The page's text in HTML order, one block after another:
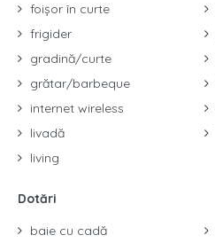
foișor în curte
frigider
gradină/curte
grătar/barbeque
internet wireless
livadă
living
Dotări
baie cu cadă